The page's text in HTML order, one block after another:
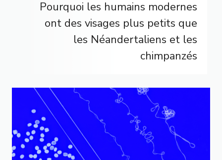
Pourquoi les humains modernes
ont des visages plus petits que
les Néandertaliens et les
chimpanzés